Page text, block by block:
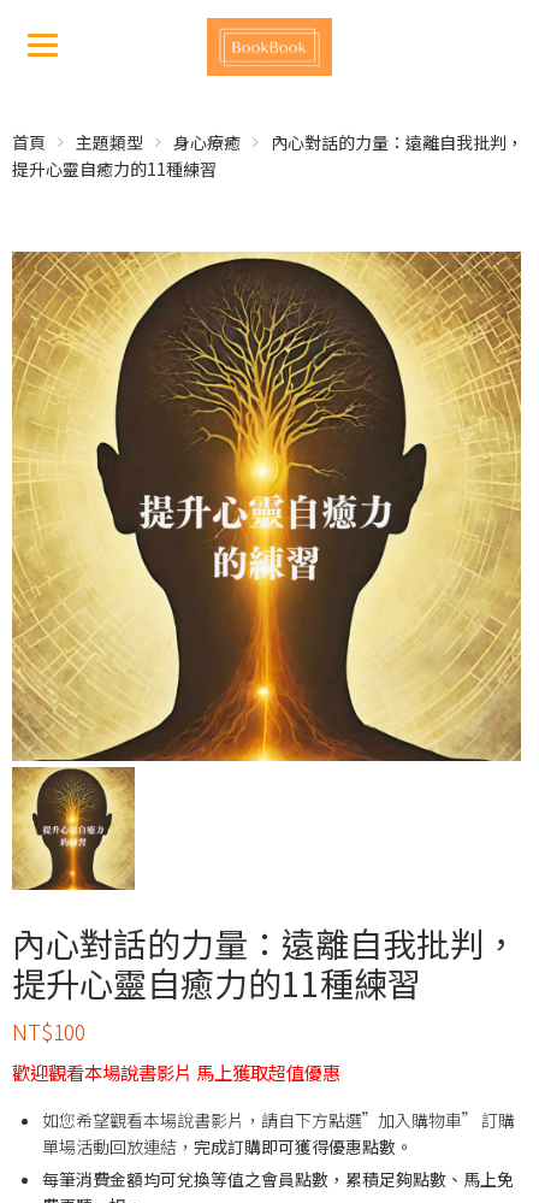
首頁 主題類型 身心療癒
內心對話的力量：遠離自我批判，
提升心靈自癒力的11種練習
內心對話的力量：遠離自我批判，
提升心靈自癒力的11種練習
NT$100
歡迎觀看本場說書影片 馬上獲取超值優惠
如您希望觀看本場說書影片，請自下方點選”加入購物車” 訂購
單場活動回放連結， 完成訂購即可獲得優惠點數。
每筆消費金額均可兌換等值之會員點數，累積足夠點數、馬上免